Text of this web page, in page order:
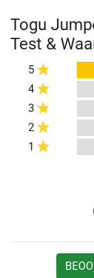
Togu
Test &
5
4
3
2
1